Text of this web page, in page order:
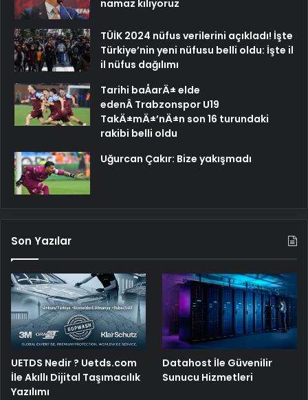
namaz kılıyoruz
TÜİK 2024 nüfus verilerini açıkladı! İşte
Türkiye’nin yeni nüfusu belli oldu: İşte il
il nüfus dağılımı
Tarihi baÅarÄ± elde
edenÂ Trabzonspor U19
TakÄ±mÄ±’nÄ±n son 16 turundaki
rakibi belli oldu
Uğurcan Çakır: Bize yakışmadı
Son Yazılar
UETDS Nedir ? Uetds.com
İle Akıllı Dijital Taşımacılık
Yazılımı
Datahost İle Güvenilir
Sunucu Hizmetleri